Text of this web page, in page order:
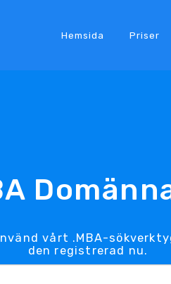
Hemsida Priser
vårt .MBA-
den registrerad nu.